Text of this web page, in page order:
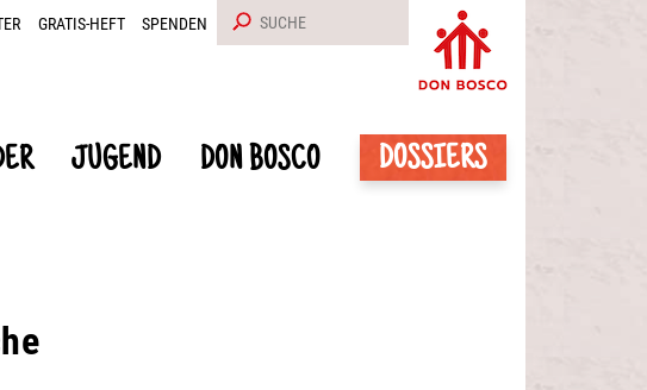
GRATIS-HEFT SPENDEN
JUGEND DON BOSCO DOSSIERS